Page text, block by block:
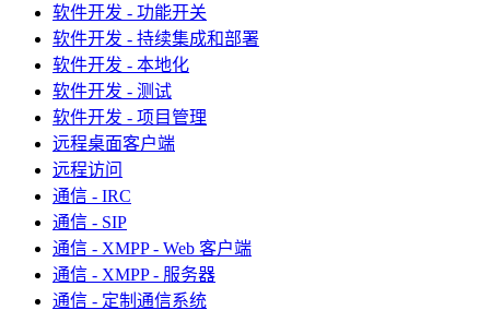
软件开发 - 功能开关
软件开发 - 持续集成和部署
软件开发 - 本地化
软件开发 - 测试
软件开发 - 项目管理
远程桌面客户端
远程访问
通信 - IRC
通信 - SIP
通信 - XMPP - Web 客户端
通信 - XMPP - 服务器
通信 - 定制通信系统